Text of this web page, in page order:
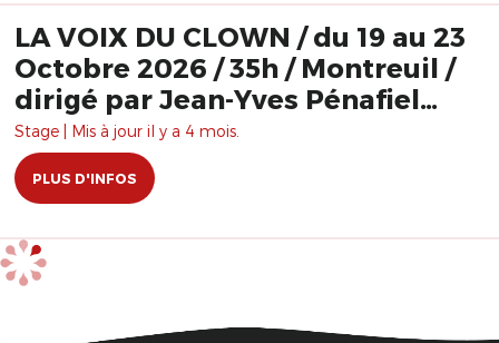
LA VOIX DU CLOWN / du 19 au 23
Octobre 2026 / 35h / Montreuil /
dirigé par Jean-Yves Pénafiel
(voix) et Fred Robbe (clown)
Stage | Mis à jour il y a 4 mois.
PLUS D'INFOS